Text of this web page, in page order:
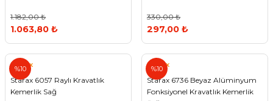
1.182,00 ₺
1.063,80 ₺
330,00 ₺
297,00 ₺
%10
Starax
Starax 6057 Raylı Kravatlık
Kemerlik Sağ
%10
Starax
Starax 6736 Beyaz Alüminyum
Fonksiyonel Kravatlık Kemerlik